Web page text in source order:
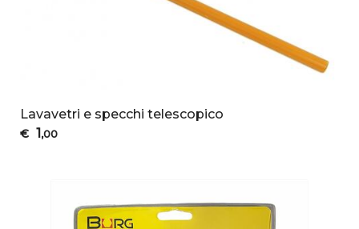
Lavavetri e specchi telescopico
€ 1 ,00